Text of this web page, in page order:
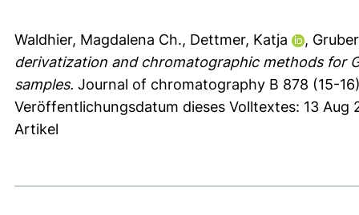
Waldhier, Magdalena Ch., Dettmer, Katja ,
derivatization and chromatographic methods for
samples. Journal of chromatography B 878 (15-
Veröffentlichungsdatum dieses Volltextes: 13 Aug
Artikel